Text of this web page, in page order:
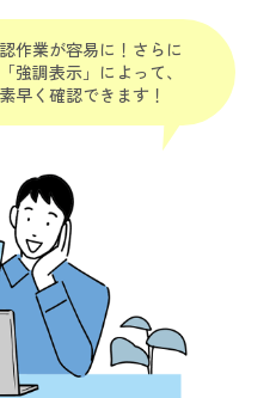
作業が容易に！ さらに
強調表示」によって、
早く確認できます！